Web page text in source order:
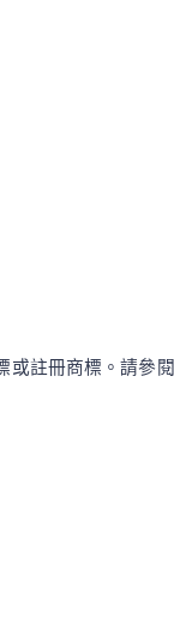
註冊商標。請參閱